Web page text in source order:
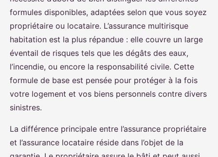
formules disponibles, adaptées selon que vous soyez
propriétaire ou locataire. L’assurance multirisque
habitation est la plus répandue : elle couvre un large
éventail de risques tels que les dégâts des eaux,
l’incendie, ou encore la responsabilité civile. Cette
formule de base est pensée pour protéger à la fois
votre logement et vos biens personnels contre divers
sinistres.
La différence principale entre l’assurance propriétaire
et l’assurance locataire réside dans l’objet de la